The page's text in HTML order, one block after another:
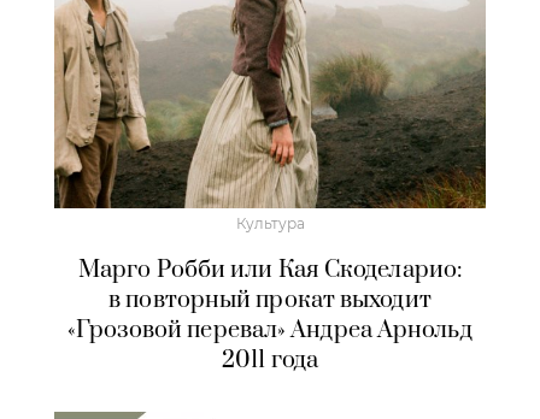
Культура
Марго Робби или Кая Скоделарио:
в повторный прокат выходит
«Грозовой перевал» Андреа Арнольд
2011 года